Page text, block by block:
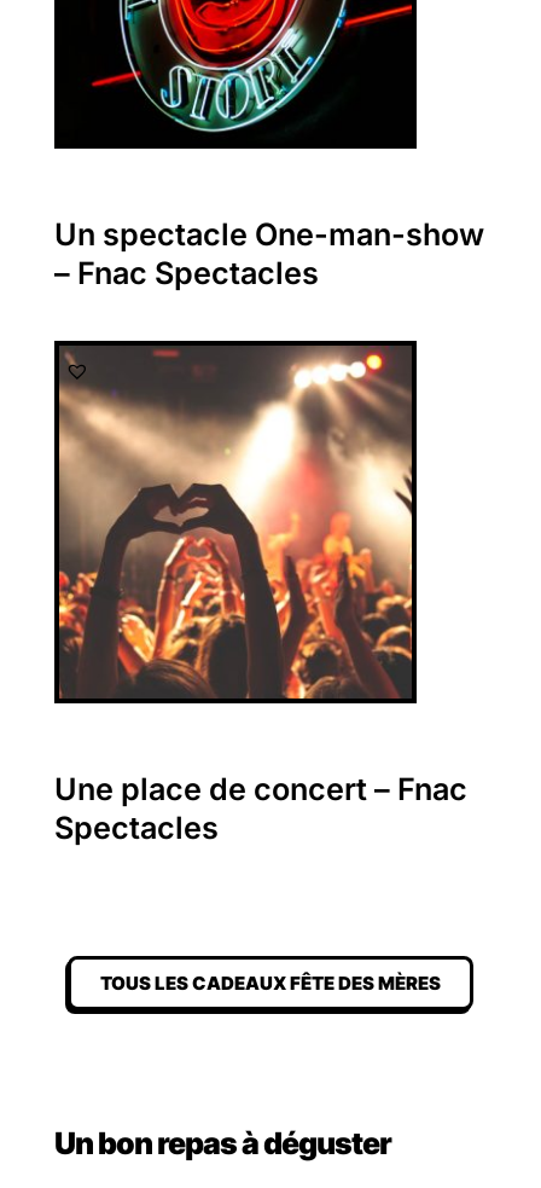
Un spectacle One-man-show
– Fnac Spectacles
Une place de concert – Fnac
Spectacles
TOUS LES CADEAUX FÊTE DES MÈRES
Un bon repas à déguster